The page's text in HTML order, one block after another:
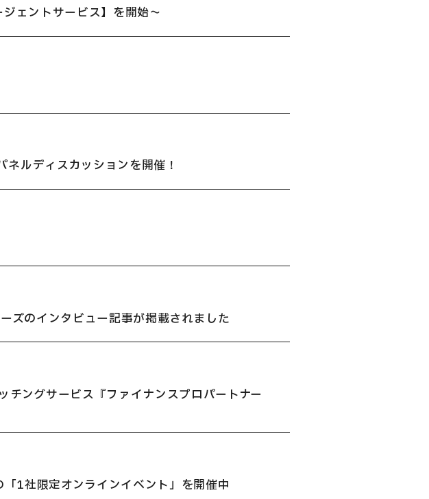
ェントサービス】を開始〜
ネルディスカッションを開催！
のインタビュー記事が掲載されました
ングサービス『ファイナンスプロパートナー
1社限定オンラインイベント」を開催中